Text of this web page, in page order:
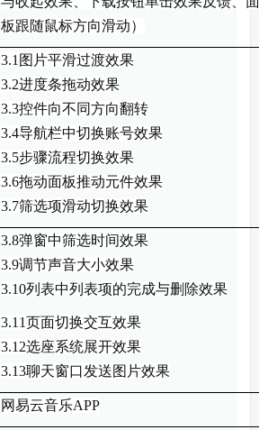
板跟随鼠标方向滑动）
3.1图片平滑过渡效果
3.2进度条拖动效果
3.3控件向不同方向翻转
3.4导航栏中切换账号效果
3.5步骤流程切换效果
3.6拖动面板推动元件效果
3.7筛选项滑动切换效果
3.8弹窗中筛选时间效果
3.9调节声音大小效果
3.10列表中列表项的完成与删除效果
3.11页面切换交互效果
3.12选座系统展开效果
3.13聊天窗口发送图片效果
网易云音乐APP